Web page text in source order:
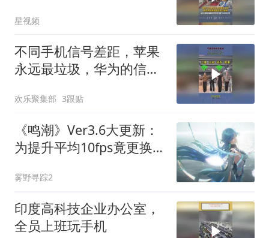
星视频
不同手机信号差距，苹果
永远最垃圾，华为的信号
欢乐聚集部 3跟贴
《鸣潮》Ver3.6大更新：
为提升平均10fps竟更换编
雾野寻踪2
印度高科技企业办公室，
全员上班玩手机